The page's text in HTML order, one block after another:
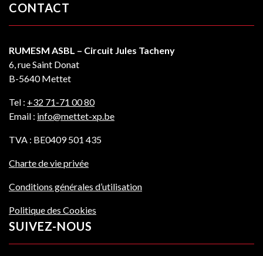
CONTACT
RUMESM ASBL – Circuit Jules Tacheny
6, rue Saint Donat
B-5640 Mettet
Tel : +32 71-71 00 80
Email : info@mettet-xp.be
TVA : BE0409 501 435
Charte de vie privée
Conditions générales d’utilisation
Politique des Cookies
SUIVEZ-NOUS